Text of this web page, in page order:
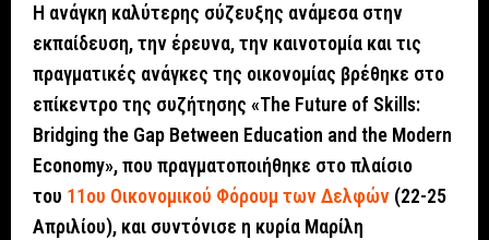
Η ανάγκη καλύτερης σύζευξης ανάμεσα στην
εκπαίδευση, την έρευνα, την καινοτομία και τις
πραγματικές ανάγκες της οικονομίας βρέθηκε στο
επίκεντρο της συζήτησης «The Future of Skills:
Bridging the Gap Between Education and the Modern
Economy», που πραγματοποιήθηκε στο πλαίσιο
του 11ου Οικονομικού Φόρουμ των Δελφών (22-25
Απριλίου), και συντόνισε η κυρία Μαρίλη